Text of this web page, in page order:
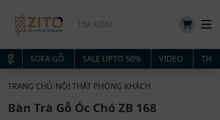
SOFA GỖ SALE UPTO 50% VIDEO
TRANG CHỦ/NỘI THẤT PHÒNG KHÁCH
Bàn Trà Gỗ Óc Chó ZB 168